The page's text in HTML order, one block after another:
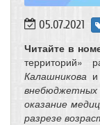
05.07.2021
Читайте в
территорий»
Калашникова
оказание
разрезе